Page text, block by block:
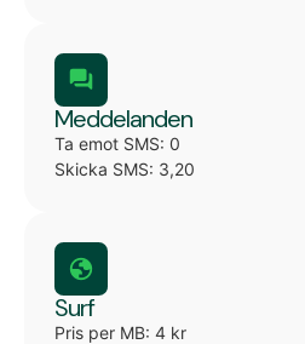
Meddelanden
Ta emot SMS: 0
Skicka SMS: 3,20
Surf
Pris per MB: 4 kr